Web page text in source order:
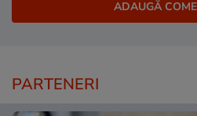
PARTENERI